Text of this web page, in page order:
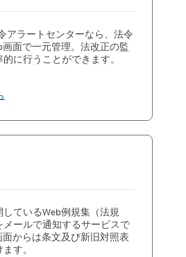
アラートセンターなら、法令
面で一元管理。法改正の監
に行うことができます。
ているWeb例規集（法規
ールで通知するサービスで
からは条文及び新旧対照表
す。